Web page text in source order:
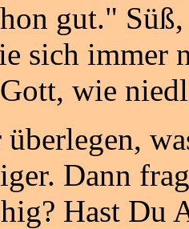
gut."
sich immer
wie
Dann
Hast Du